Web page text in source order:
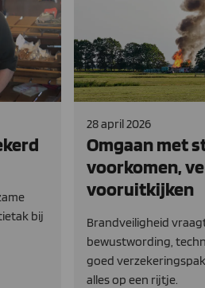
bij
28 april 2026
Omgaan met
voorkomen,
vooruitkijken
Brandveiligheid
bewustwording,
goed
alles op een rijtje.